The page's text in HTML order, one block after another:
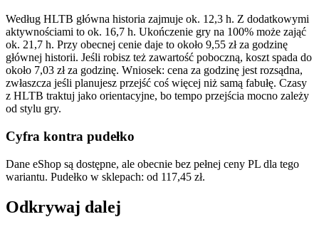
Według HLTB główna historia zajmuje ok. 12,3 h. Z dodatkowymi
aktywnościami to ok. 16,7 h. Ukończenie gry na 100% może zająć
ok. 21,7 h. Przy obecnej cenie daje to około 9,55 zł za godzinę
głównej historii. Jeśli robisz też zawartość poboczną, koszt spada do
około 7,03 zł za godzinę. Wniosek: cena za godzinę jest rozsądna,
zwłaszcza jeśli planujesz przejść coś więcej niż samą fabułę. Czasy
z HLTB traktuj jako orientacyjne, bo tempo przejścia mocno zależy
od stylu gry.
Cyfra kontra pudełko
Dane eShop są dostępne, ale obecnie bez pełnej ceny PL dla tego
wariantu. Pudełko w sklepach: od 117,45 zł.
Odkrywaj dalej